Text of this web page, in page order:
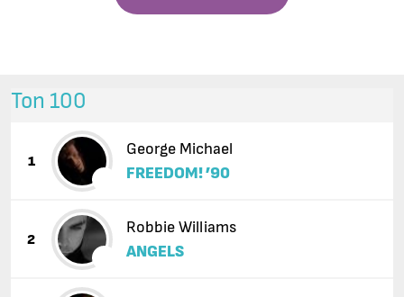
Топ 100
1
George Michael
FREEDOM! ’90
2
Robbie Williams
ANGELS